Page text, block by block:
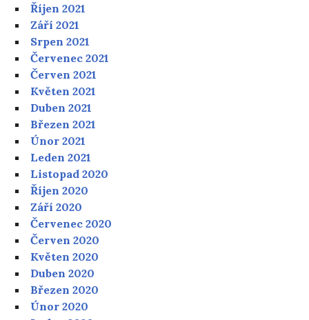
Říjen 2021
Září 2021
Srpen 2021
Červenec 2021
Červen 2021
Květen 2021
Duben 2021
Březen 2021
Únor 2021
Leden 2021
Listopad 2020
Říjen 2020
Září 2020
Červenec 2020
Červen 2020
Květen 2020
Duben 2020
Březen 2020
Únor 2020